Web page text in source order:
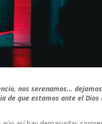
nos serenamos…
de que estamos ante el Dios